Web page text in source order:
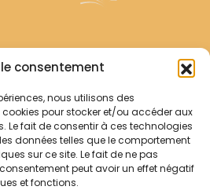
consentement
nous utilisons des
pour stocker et/ou accéder aux
Le fait de consentir à ces technologies
données telles que le comportement
sur ce site. Le fait de ne pas
peut avoir un effet négatif
et fonctions.